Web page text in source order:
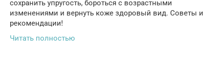
сохранить упругость, бороться с возрастными
изменениями и вернуть коже здоровый вид. Советы и
рекомендации!
Читать полностью